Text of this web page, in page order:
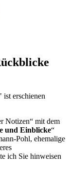
erschienen
Notizen“ mit dem
und Einblicke“
Pohl, ehemalige
ich Sie hinweisen